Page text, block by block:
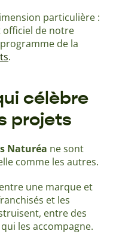
particulière :
officiel de notre
de la
.
célèbre
projets
Naturéa ne sont
comme les autres.
une marque et
et les
entre des
les accompagne.